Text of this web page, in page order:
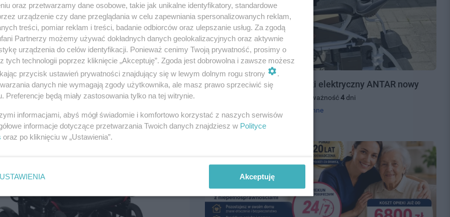
wyświetleń: 30, ważność4dni
, kategoria: Inne
Sprzedam wózek inwalidzki elektryczny ANTAR nowy
Data: 27.07.2026, wyświetleń: 35, ważność4dni
Tczew, tel.
503571440 , kategoria: Inne
2200.00 zł
oraz przetwarzamy dane osobowe, takie jak unikalne identyfikatory, standardowe
urządzenie czy dane przeglądania w celu zapewniania spersonalizowanych reklam,
treści, pomiar reklam i treści, badanie odbiorców oraz ulepszanie usług. Za zgodą
Partnerzy możemy używać dokładnych danych geolokalizacyjnych oraz aktywnie
urządzenia do celów identyfikacji. Ponieważ cenimy Twoją prywatność, prosimy o
tych technologii poprzez kliknięcie „Akceptuję”. Zgoda jest dobrowolna i zawsze możesz
przycisk ustawień prywatności znajdujący się w lewym dolnym rogu strony
.
danych nie wymagają zgody użytkownika, ale masz prawo sprzeciwić się
Preferencje będą miały zastosowania tylko na tej witrynie.
informacjami, abyś mógł świadomie i komfortowo korzystać z naszych serwisów
informacje dotyczące przetwarzania Twoich danych znajdziesz w Polityce
oraz po kliknięciu w „Ustawienia”.
USTAWIENIA Akceptuję